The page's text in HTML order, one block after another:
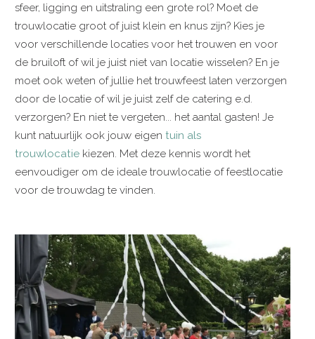
sfeer, ligging en uitstraling een grote rol? Moet de
trouwlocatie groot of juist klein en knus zijn? Kies je
voor verschillende locaties voor het trouwen en voor
de bruiloft of wil je juist niet van locatie wisselen? En je
moet ook weten of jullie het trouwfeest laten verzorgen
door de locatie of wil je juist zelf de catering e.d.
verzorgen? En niet te vergeten... het aantal gasten! Je
kunt natuurlijk ook jouw eigen tuin als
trouwlocatie kiezen. Met deze kennis wordt het
eenvoudiger om de ideale trouwlocatie of feestlocatie
voor de trouwdag te vinden.